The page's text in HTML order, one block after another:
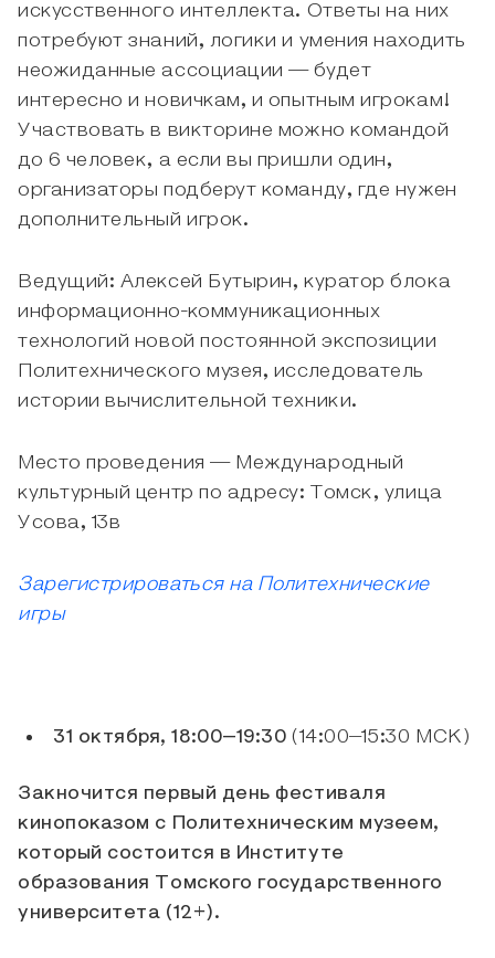
искусственного интеллекта. Ответы на них
потребуют знаний, логики и умения находить
неожиданные ассоциации — будет
интересно и новичкам, и опытным игрокам!
Участвовать в викторине можно командой
до 6 человек, а если вы пришли один,
организаторы подберут команду, где нужен
дополнительный игрок.
Ведущий: Алексей Бутырин, куратор блока
информационно-коммуникационных
технологий новой постоянной экспозиции
Политехнического музея, исследователь
истории вычислительной техники.
Место проведения — Международный
культурный центр по адресу: Томск, улица
Усова, 13в
Зарегистрироваться на Политехнические
игры
31 октября, 18:00–19:30 (14:00–15:30 МСК)
Закночится первый день фестиваля
кинопоказом с Политехническим музеем,
который состоится в Институте
образования Томского государственного
университета (12+).